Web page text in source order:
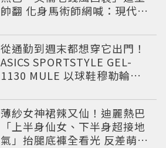
帥翻 化身馬術師網喊：現代版
從通勤到週末都想穿它出門！
ASICS SPORTSTYLE GEL-
1130 MULE 以球鞋穆勒輪廓
的復古運動穿搭 LOOK
薄紗女神裙辣又仙！迪麗熱巴
「上半身仙女、下半身超接地
氣」抬腿底褲全看光 反差萌穿